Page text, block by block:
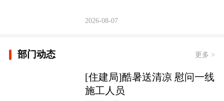
2026-08-07
部门动态 更多 >
[住建局]酷暑送清凉 慰问一线
施工人员